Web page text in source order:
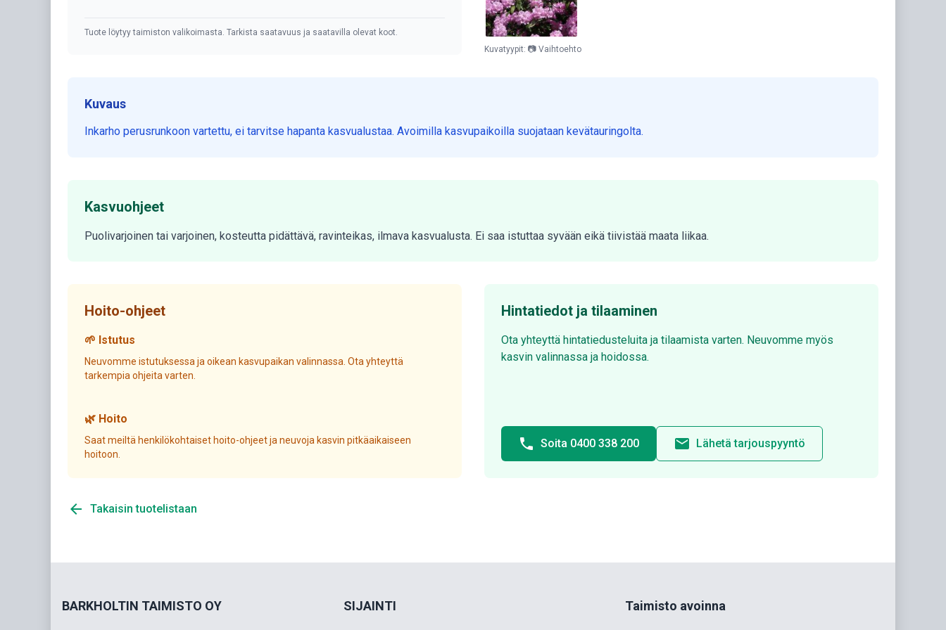
Tuote löytyy taimiston valikoimasta. Tarkista saatavuus ja saatavilla olevat koot.
Kuvatyypit: 📷 Vaihtoehto
Kuvaus
Inkarho perusrunkoon vartettu, ei tarvitse hapanta kasvualustaa. Avoimilla kasvupaikoilla suojataan kevätauringolta.
Kasvuohjeet
Puolivarjoinen tai varjoinen, kosteutta pidättävä, ravinteikas, ilmava kasvualusta. Ei saa istuttaa syvään eikä tiivistää maata liikaa.
Hoito-ohjeet
🌱 Istutus
Neuvomme istutuksessa ja oikean kasvupaikan valinnassa. Ota yhteyttä
tarkempia ohjeita varten.
🌿 Hoito
Saat meiltä henkilökohtaiset hoito-ohjeet ja neuvoja kasvin pitkäaikaiseen
hoitoon.
Hintatiedot ja tilaaminen
Ota yhteyttä hintatiedusteluita ja tilaamista varten. Neuvomme myös
kasvin valinnassa ja hoidossa.
phone Soita 0400 338 200 email Lähetä tarjouspyyntö
arrow_back Takaisin tuotelistaan
BARKHOLTIN TAIMISTO OY SIJAINTI Taimisto avoinna